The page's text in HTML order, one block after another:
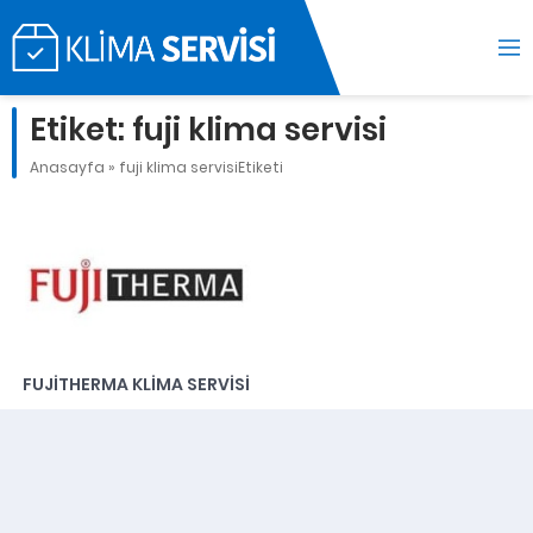
Etiket: fuji klima servisi
Anasayfa » fuji klima servisiEtiketi
FUJITHERMA KLIMA SERVISI